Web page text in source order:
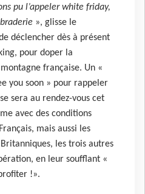
pu l’appeler white friday,
», glisse le
déclencher dès à présent
pour doper la
française. Un «
you soon » pour rappeler
sera au rendez-vous cet
avec des conditions
mais aussi les
Britanniques, les trois autres
en leur soufflant «
!».